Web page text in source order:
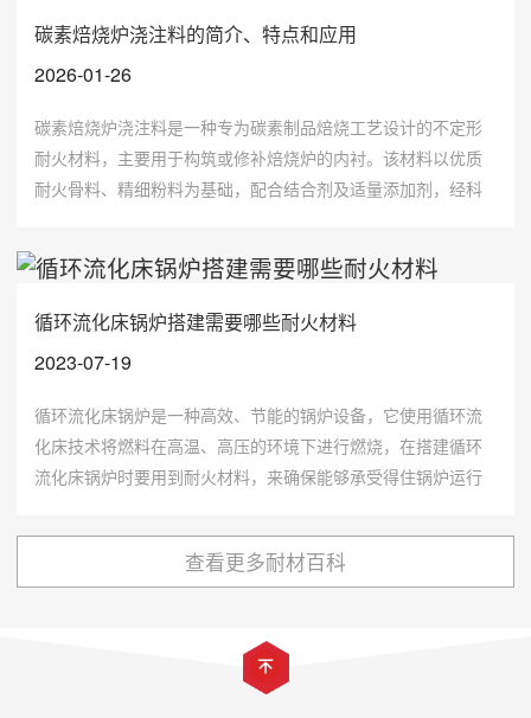
碳素焙烧炉浇注料的简介、特点和应用
2026-01-26
碳素焙烧炉浇注料是一种专为碳素制品焙烧工艺设计的不定形
耐火材料，主要用于构筑或修补焙烧炉的内衬。该材料以优质
耐火骨料、精细粉料为基础，配合结合剂及适量添加剂，经科
浇注、震动方式施工成型。
循环流化床锅炉搭建需要哪些耐火材料
2023-07-19
循环流化床锅炉是一种高效、节能的锅炉设备，它使用循环流
化床技术将燃料在高温、高压的环境下进行燃烧，在搭建循环
流化床锅炉时要用到耐火材料，来确保能够承受得住锅炉运行
化床锅炉搭建需要哪些耐火材料呢，今天小编带大家了解一
查看更多耐材百科